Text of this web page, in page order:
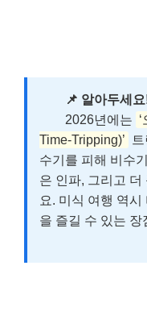
📌 알아두세
2026년에는
Time-Tripping)’
수기를 피해 비수
은 인파, 그리고 더
요. 미식 여행 역시
을 즐길 수 있는 장